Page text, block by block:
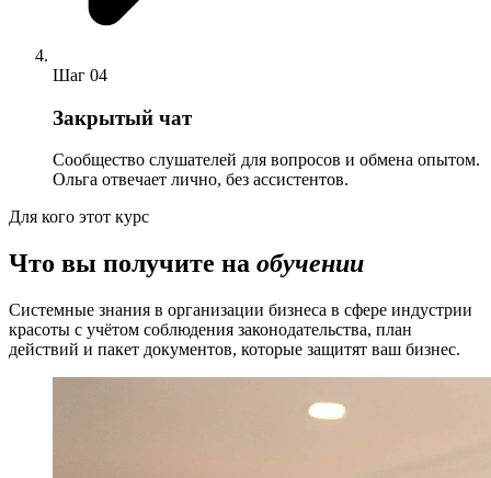
Шаг 04
Закрытый чат
Сообщество слушателей для вопросов и обмена опытом.
Ольга отвечает лично, без ассистентов.
Для кого этот курс
Что вы получите на обучении
Системные знания в организации бизнеса в сфере индустрии
красоты с учётом соблюдения законодательства, план
действий и пакет документов, которые защитят ваш бизнес.